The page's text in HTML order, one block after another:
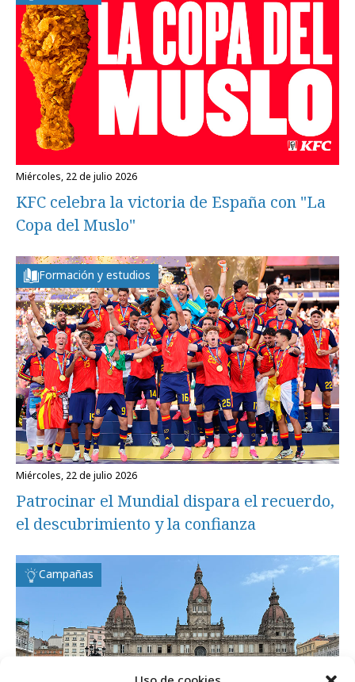
miércoles, 22 de julio 2026
KFC celebra la victoria de España con "La
Copa del Muslo"
Formación y estudios
miércoles, 22 de julio 2026
Patrocinar el Mundial dispara el recuerdo,
el descubrimiento y la confianza
Campañas